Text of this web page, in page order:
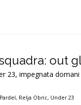
out
23, impegnata
, Relja Obric, Under 23